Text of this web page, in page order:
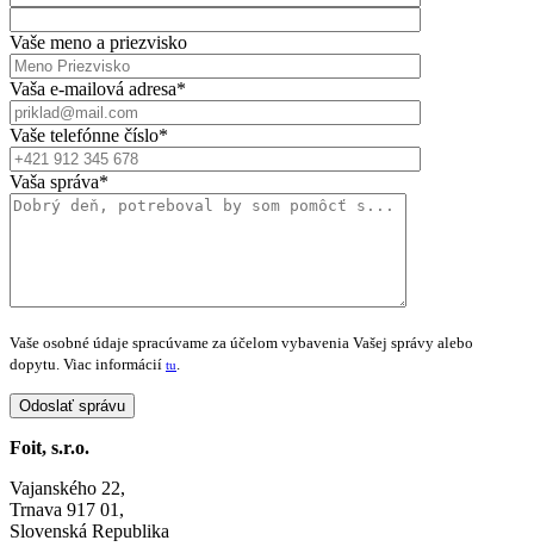
Vaše meno a priezvisko
Vaša e-mailová adresa*
Vaše telefónne číslo*
Vaša správa*
Vaše osobné údaje spracúvame za účelom vybavenia Vašej správy alebo
dopytu. Viac informácií tu
Foit, s.r.o.
Vajanského 22,
Trnava 917 01,
Slovenská Republika